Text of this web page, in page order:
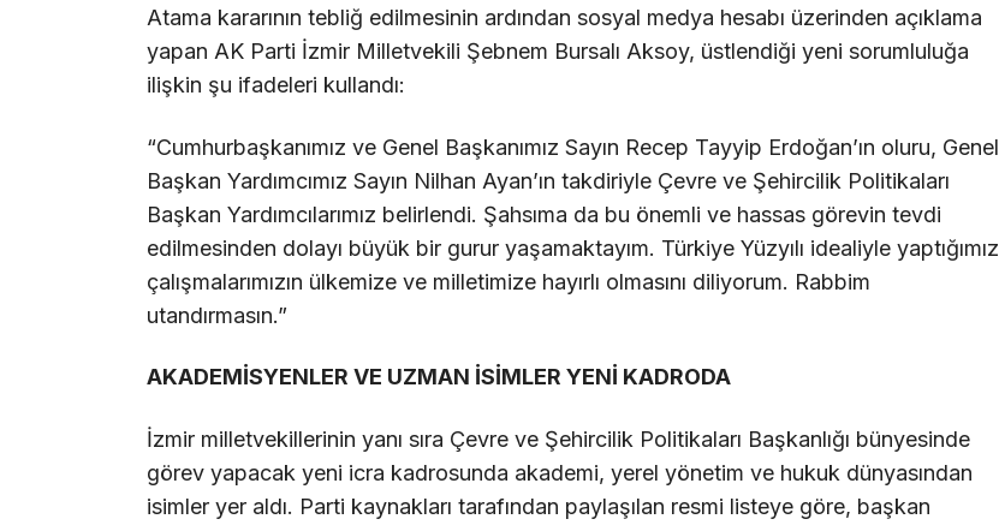
Atama kararının tebliğ edilmesinin ardından sosyal medya hesabı üzerinden açıklama
yapan AK Parti İzmir Milletvekili Şebnem Bursalı Aksoy, üstlendiği yeni sorumluluğa
ilişkin şu ifadeleri kullandı:
“Cumhurbaşkanımız ve Genel Başkanımız Sayın Recep Tayyip Erdoğan’ın oluru, Genel
Başkan Yardımcımız Sayın Nilhan Ayan’ın takdiriyle Çevre ve Şehircilik Politikaları
Başkan Yardımcılarımız belirlendi. Şahsıma da bu önemli ve hassas görevin tevdi
edilmesinden dolayı büyük bir gurur yaşamaktayım. Türkiye Yüzyılı idealiyle yaptığımız
çalışmalarımızın ülkemize ve milletimize hayırlı olmasını diliyorum. Rabbim
utandırmasın.”
AKADEMİSYENLER VE UZMAN İSİMLER YENİ KADRODA
İzmir milletvekillerinin yanı sıra Çevre ve Şehircilik Politikaları Başkanlığı bünyesinde
görev yapacak yeni icra kadrosunda akademi, yerel yönetim ve hukuk dünyasından
isimler yer aldı. Parti kaynakları tarafından paylaşılan resmi listeye göre, başkan